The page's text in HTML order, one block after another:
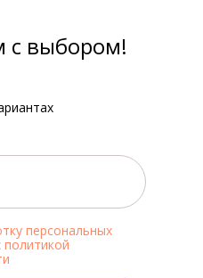
персональных
политикой
выбором!